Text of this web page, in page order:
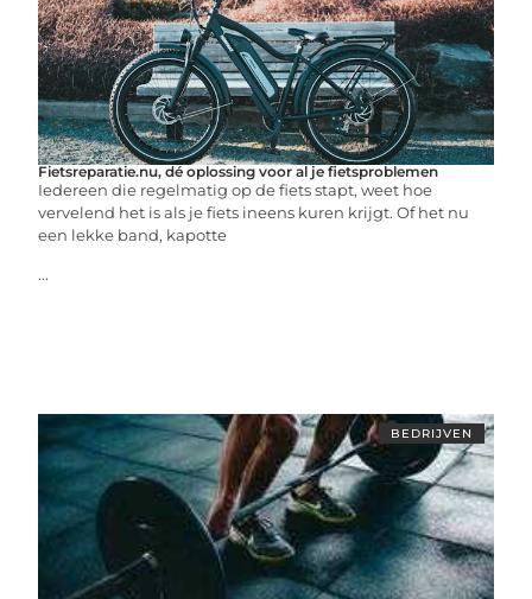
Fietsreparatie.nu, dé oplossing voor al je fietsproblemen
Iedereen die regelmatig op de fiets stapt, weet hoe
vervelend het is als je fiets ineens kuren krijgt. Of het nu
een lekke band, kapotte
...
BEDRIJVEN